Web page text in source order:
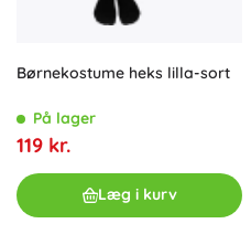
Børnekostume heks lilla-sort
På lager
119 kr.
Læg i kurv